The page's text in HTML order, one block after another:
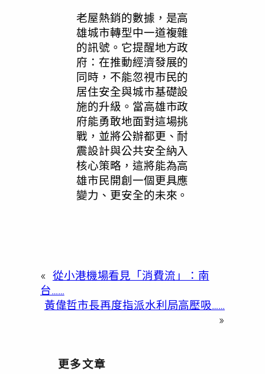
老屋熱銷的數據，是高
雄城市轉型中一道複雜
的訊號。它提醒地方政
府：在推動經濟發展的
同時，不能忽視市民的
居住安全與城市基礎設
施的升級。當高雄市政
府能勇敢地面對這場挑
戰，並將公辦都更、耐
震設計與公共安全納入
核心策略，這將能為高
雄市民開創一個更具應
變力、更安全的未來。
« 從小港機場看見「消費流」：南
台……
黃偉哲市長再度指派水利局高壓吸……
»
更多文章